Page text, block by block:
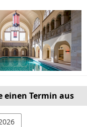
einen Termin aus